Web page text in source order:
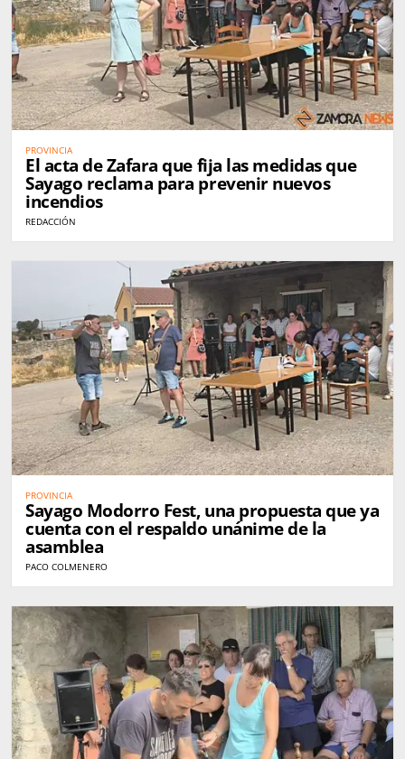
PROVINCIA
El acta de Zafara que fija las medidas que
Sayago reclama para prevenir nuevos
incendios
REDACCIÓN
PROVINCIA
Sayago Modorro Fest, una propuesta que ya
cuenta con el respaldo unánime de la
asamblea
PACO COLMENERO